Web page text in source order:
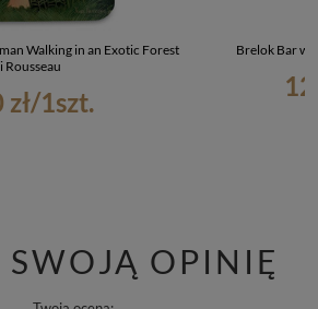
Walking in an Exotic Forest
Rousseau
/1szt.
Brelok Bar w
SWOJĄ OPINIĘ